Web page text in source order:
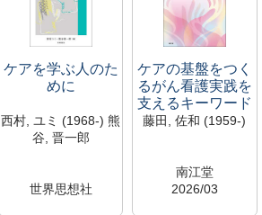
ケアを学ぶ人のた
めに
西村, ユミ (1968-) 熊
谷, 晋一郎
世界思想社
ケアの基盤をつく
るがん看護実践を
支えるキーワード
70
藤田, 佐和 (1959-)
南江堂
2026/03